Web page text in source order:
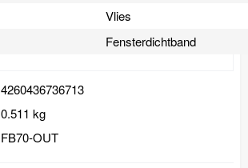
Vlies
Fensterdichtband
4260436736713
0.511 kg
FB70-OUT